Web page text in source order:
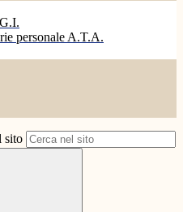
personale A.T.A.
sito